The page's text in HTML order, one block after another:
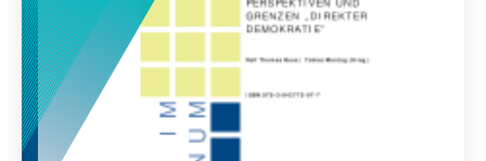
Voraussetzungen, um ihr Schicksal nicht
interessierten Kommentatoren zu überlassen,
sondern selbst in die Hand zu nehmen.